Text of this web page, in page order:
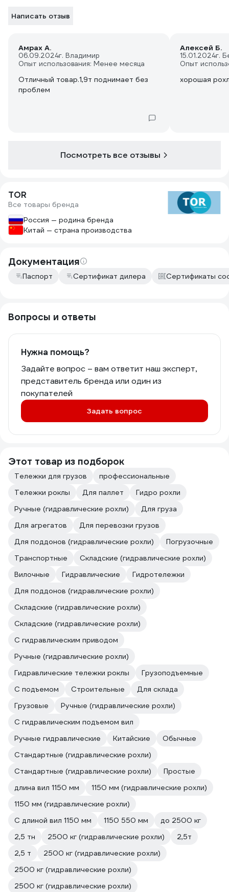
Написать отзыв
Амрах А.
06.09.2024г. Владимир
Опыт использования: Менее месяца
Отличный товар.1,9т поднимает без
проблем
Алексей Б.
15.01.2024г.
Опыт
хорошая
Посмотреть все отзывы
TOR
Все товары бренда
Россия — родина бренда
Китай — страна производства
Документация
Паспорт Сертификат дилера Сертификаты
Вопросы и ответы
Нужна помощь?
Задайте вопрос – вам ответит наш эксперт,
представитель бренда или один из
покупателей
Задать вопрос
Этот товар из подборок
Тележки для грузов
профессиональные
Тележки роклы
Для паллет
Гидро рохли
Ручные (гидравлические рохли)
Для груза
Для агрегатов
Для перевозки грузов
Для поддонов (гидравлические рохли)
Погрузочные
Транспортные
Складские (гидравлические рохли)
Вилочные
Гидравлические
Гидротележки
Для поддонов (гидравлические рохли)
Складские (гидравлические рохли)
Складские (гидравлические рохли)
С гидравлическим приводом
Ручные (гидравлические рохли)
Гидравлические тележки роклы
Грузоподъемные
С подъемом
Строительные
Для склада
Грузовые
Ручные (гидравлические рохли)
С гидравлическим подъемом вил
Ручные гидравлические
Китайские
Обычные
Стандартные (гидравлические рохли)
Стандартные (гидравлические рохли)
Простые
длина вил 1150 мм
1150 мм (гидравлические рохли)
1150 мм (гидравлические рохли)
С длиной вил 1150 мм
1150 550 мм
до 2500 кг
2,5 тн
2500 кг (гидравлические рохли)
2,5т
2,5 т
2500 кг (гидравлические рохли)
2500 кг (гидравлические рохли)
2500 кг (гидравлические рохли)